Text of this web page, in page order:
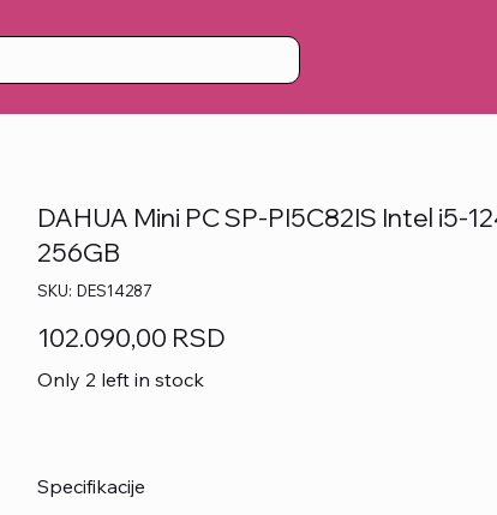
DAHUA Mini PC SP-PI5C82IS Intel i5-
256GB
SKU: SKU
DES14287
DES14287
102.090,00 RSD
Only 2 left in stock
Specifikacije